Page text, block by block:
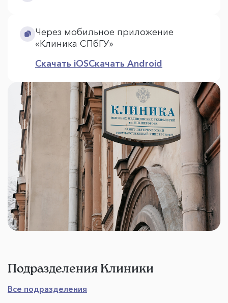
Через мобильное приложение
«Клиника СПбГУ»
Скачать iOSСкачать Android
Подразделения Клиники
Все подразделения